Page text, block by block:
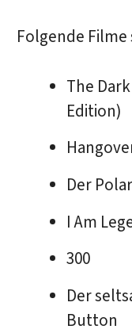
Folgende
The
Edition)
Der
I Am
300
Der
Button